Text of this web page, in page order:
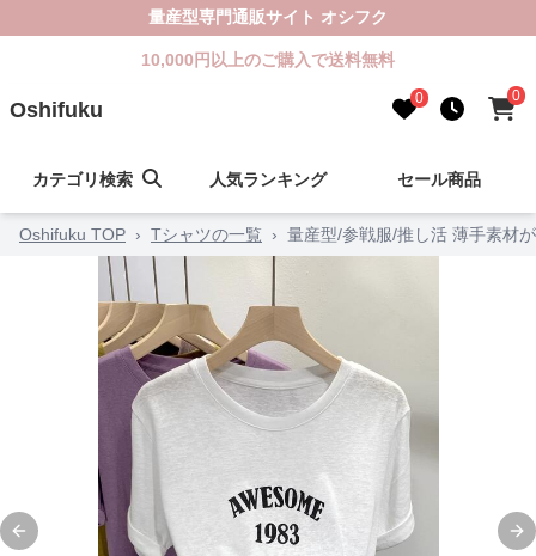
量産型専門通販サイト オシフク
10,000円以上のご購入で送料無料
Oshifuku 0 0
カテゴリ検索 人気ランキング セール商品
Oshifuku TOP › Tシャツの一覧 › 量産型/参戦服/推し活 薄手素材
Previous slide